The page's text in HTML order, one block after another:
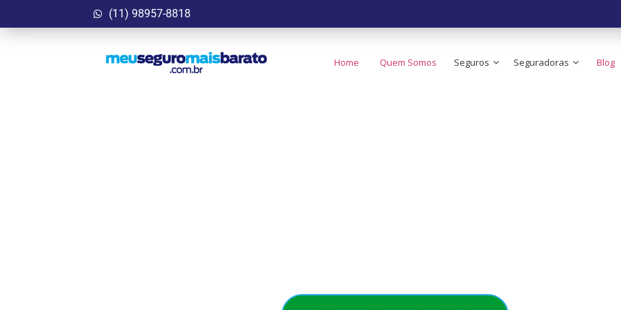
(11) 98957-8818
Home Quem Somos Seguros Seguradoras Blog